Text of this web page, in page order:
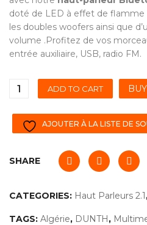
doté de LED à effet de
les doubles woofers ainsi que
volume .Profitez de vos
entrée auxiliaire, USB, radio FM.
ADD TO CART
AJOUTER À LA LISTE DE
SHARE
CATEGORIES: Haut Parleurs 2.1
TAGS: Algérie, DUNTH,